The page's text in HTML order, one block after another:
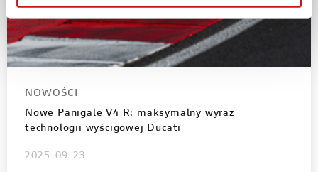
NOWOŚCI
Nowe Panigale V4 R: maksymalny wyraz
technologii wyścigowej Ducati
2025-09-23